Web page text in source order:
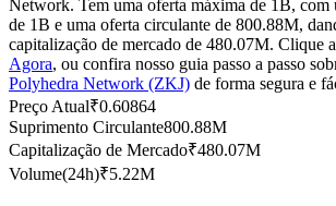
Copiar Trading
Junte-se aos principais traders
Network. Tem uma oferta máxima de 1B, com
de 1B e uma oferta circulante de 800.88M,
capitalização de mercado de 480.07M. Clique
Agora, ou confira nosso guia passo a passo
Polyhedra Network (ZKJ) de forma segura e
Preço Atual₹0.60864
Suprimento Circulante800.88M
Capitalização de Mercado₹480.07M
Volume(24h)₹5.22M